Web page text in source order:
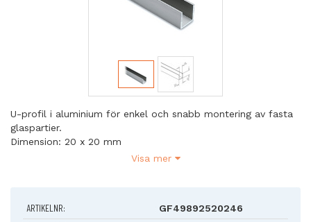
U-profil i aluminium för enkel och snabb montering av fasta
glaspartier.
Dimension: 20 x 20 mm
Visa mer
ARTIKELNR: GF49892520246